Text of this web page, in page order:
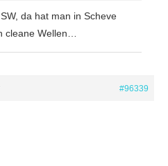
da hat man in Scheve
cleane Wellen…
#96339